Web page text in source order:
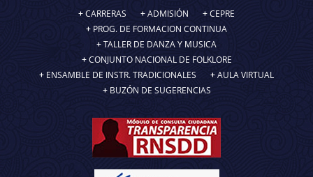
CARRERAS ADMISIÓN
CEPRE
PROG. DE FORMACION CONTINUA
TALLER DE DANZA Y MUSICA
CONJUNTO NACIONAL DE FOLKLORE
ENSAMBLE DE INSTR. TRADICIONALES
AULA VIRTUAL
BUZÓN DE SUGERENCIAS